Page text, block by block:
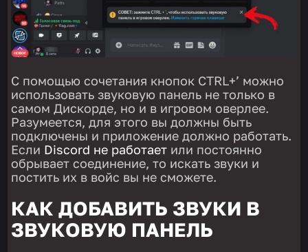
С помощью сочетания кнопок CTRL+’ можно
использовать звуковую панель не только в
самом Дискорде, но и в игровом оверлее.
Разумеется, для этого вы должны быть
подключены и приложение должно работать.
Если Discord не работает или постоянно
обрывает соединение, то искать звуки и
постить их в войс вы не сможете.
КАК ДОБАВИТЬ ЗВУКИ В
ЗВУКОВУЮ ПАНЕЛЬ